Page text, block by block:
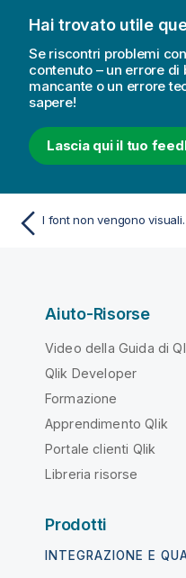
Hai trovato utile
Se riscontri problemi
contenuto – un errore
mancante o un errore
sapere!
Lascia qui il tuo
I font non
Aiuto-Risorse
Video della Guida di
Qlik Developer
Formazione
Apprendimento Qlik
Portale clienti Qlik
Libreria risorse
Prodotti
INTEGRAZIONE E